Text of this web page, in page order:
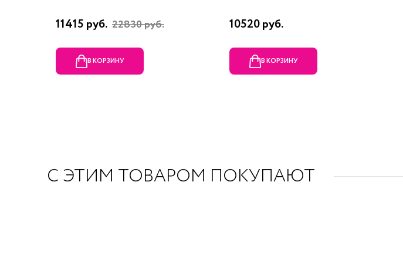
11415 руб. 22830 руб.
В КОРЗИНУ
10520 руб.
В КОРЗИНУ
С ЭТИМ ТОВАРОМ ПОКУПАЮТ